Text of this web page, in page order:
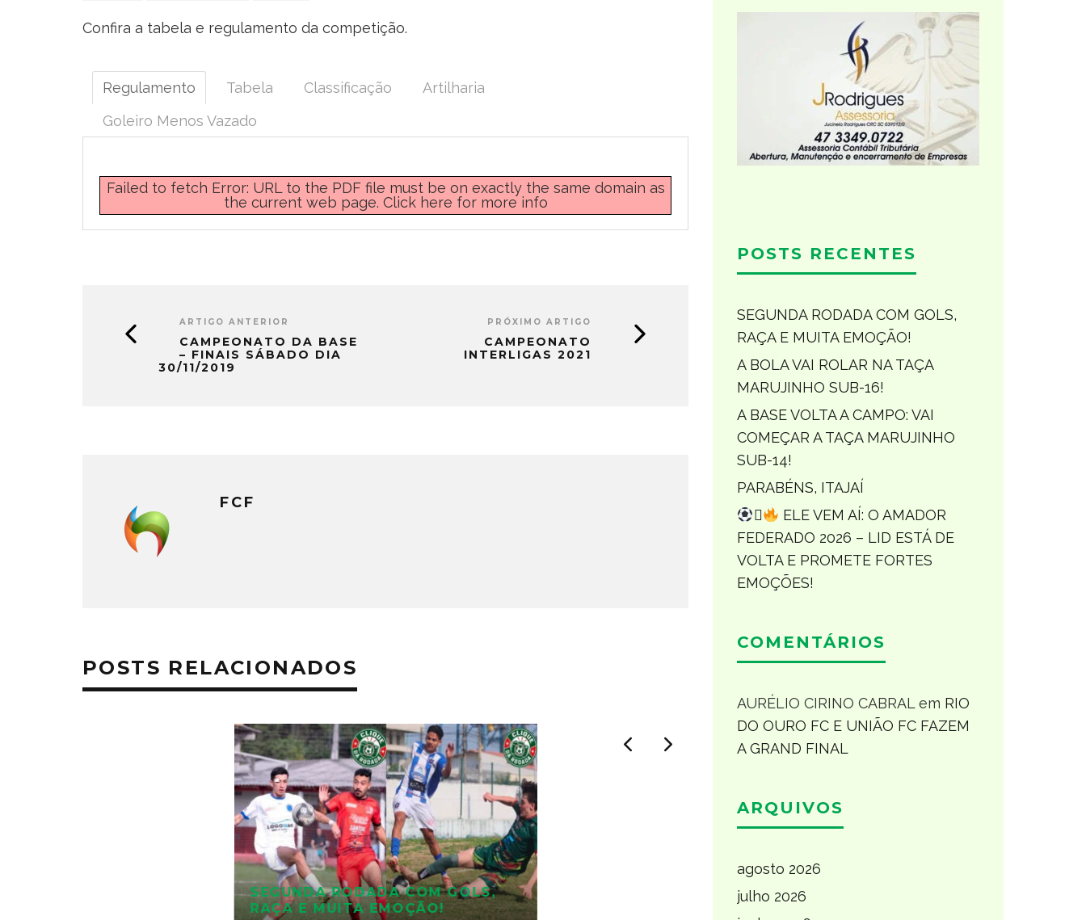
Confira a tabela e regulamento da competição.
Regulamento Tabela Classificação
Artilharia
Goleiro Menos Vazado
Failed to fetch Error: URL to the PDF file must be on exactly the same domain as
the current web page. Click here for more info
ARTIGO ANTERIOR
CAMPEONATO DA BASE
– FINAIS SÁBADO DIA
30/11/2019
PRÓXIMO ARTIGO
CAMPEONATO
INTERLIGAS 2021
FCF
POSTS RELACIONADOS
SEGUNDA RODADA COM GOLS,
RAÇA E MUITA EMOÇÃO!
POSTS RECENTES
SEGUNDA RODADA COM GOLS,
RAÇA E MUITA EMOÇÃO!
A BOLA VAI ROLAR NA TAÇA
MARUJINHO SUB-16!
A BASE VOLTA A CAMPO: VAI
COMEÇAR A TAÇA MARUJINHO
SUB-14!
PARABÉNS, ITAJAÍ

ELE VEM AÍ: O AMADOR
FEDERADO 2026 – LID ESTÁ DE
VOLTA E PROMETE FORTES
EMOÇÕES!
COMENTÁRIOS
AURÉLIO CIRINO CABRAL em RIO
DO OURO FC E UNIÃO FC FAZEM
A GRAND FINAL
ARQUIVOS
agosto 2026
julho 2026